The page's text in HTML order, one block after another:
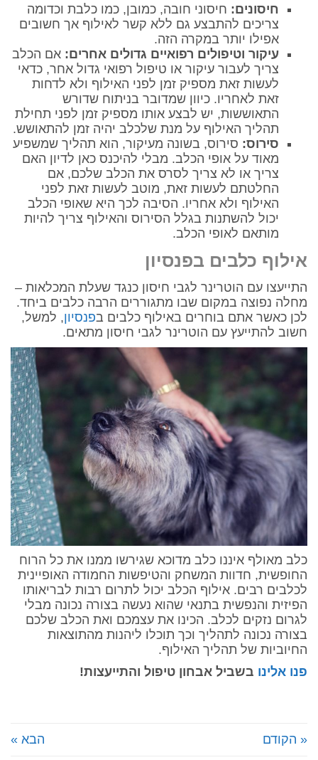
חיסונים: חיסוני חובה, כמובן, כמו כלבת וכדומה
צריכים להתבצע גם ללא קשר לאילוף אך חשובים
אפילו יותר במקרה הזה.
עיקור וטיפולים רפואיים גדולים אחרים: אם הכלב
צריך לעבור עיקור או טיפול רפואי גדול אחר, כדאי
לעשות זאת מספיק זמן לפני האילוף ולא לדחות
זאת לאחריו. כיוון שמדובר בניתוח שדורש
התאוששות, יש לבצע אותו מספיק זמן לפני תחילת
תהליך האילוף על מנת שלכלב יהיה זמן להתאושש.
סירוס: סירוס, בשונה מעיקור, הוא תהליך שמשפיע
מאוד על אופי הכלב. מבלי להיכנס כאן לדיון האם
צריך או לא צריך לסרס את הכלב שלכם, אם
החלטתם לעשות זאת, מוטב לעשות זאת לפני
האילוף ולא אחריו. הסיבה לכך היא שאופי הכלב
יכול להשתנות בגלל הסירוס והאילוף צריך להיות
מותאם לאופי הכלב.
אילוף כלבים בפנסיון
התייעצו עם הוטרינר לגבי חיסון כנגד שעלת המכלאות –
מחלה נפוצה במקום שבו מתגוררים הרבה כלבים ביחד.
לכן כאשר אתם בוחרים באילוף כלבים בפנסיון, למשל,
חשוב להתייעץ עם הוטרינר לגבי חיסון מתאים.
כלב מאולף איננו כלב מדוכא שגירשו ממנו את כל הרוח
החופשית, חדוות המשחק והטיפשות החמודה האופיינית
לכלבים רבים. אילוף הכלב יכול לתרום רבות לבריאותו
הפיזית והנפשית בתנאי שהוא נעשה בצורה נכונה מבלי
לגרום נזקים לכלב. הכינו את עצמכם ואת הכלב שלכם
בצורה נכונה לתהליך וכך תוכלו ליהנות מהתוצאות
החיוביות של תהליך האילוף.
פנו אלינו בשביל אבחון טיפול והתייעצות!
« הקודם הבא »